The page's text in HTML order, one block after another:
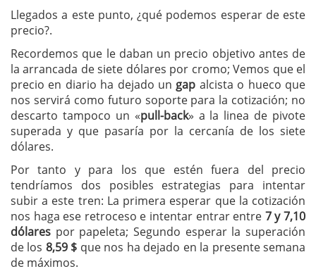
Llegados a este punto, ¿qué podemos esperar de este
precio?.
Recordemos que le daban un precio objetivo antes de
la arrancada de siete dólares por cromo; Vemos que el
precio en diario ha dejado un gap alcista o hueco que
nos servirá como futuro soporte para la cotización; no
descarto tampoco un «pull-back» a la linea de pivote
superada y que pasaría por la cercanía de los siete
dólares.
Por tanto y para los que estén fuera del precio
tendríamos dos posibles estrategias para intentar
subir a este tren: La primera esperar que la cotización
nos haga ese retroceso e intentar entrar entre 7 y 7,10
dólares por papeleta; Segundo esperar la superación
de los 8,59 $ que nos ha dejado en la presente semana
de máximos.